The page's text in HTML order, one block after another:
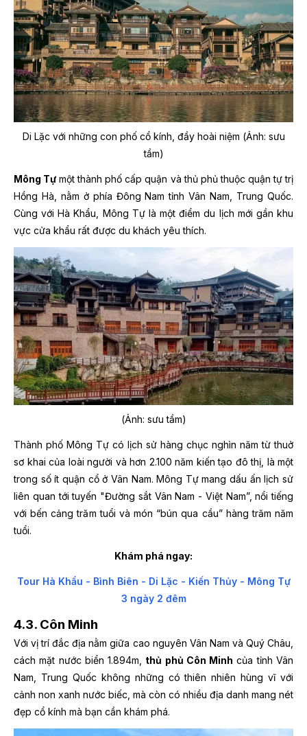
Di Lặc với những con phố cổ kính, đầy hoài niệm (Ảnh: sưu
tầm)
Mông Tự một thành phố cấp quận và thủ phủ thuộc quận tự trị
Hồng Hà, nằm ở phía Đông Nam tỉnh Vân Nam, Trung Quốc.
Cùng với Hà Khẩu, Mông Tự là một điểm du lịch mới gần khu
vực cửa khẩu rất được du khách yêu thích.
(Ảnh: sưu tầm)
Thành phố Mông Tự có lịch sử hàng chục nghìn năm từ thuở
sơ khai của loài người và hơn 2.100 năm kiến ​​tạo đô thị, là một
trong số ít quận cổ ở Vân Nam. Mông Tự mang dấu ấn lịch sử
liên quan tới tuyến "Đường sắt Vân Nam - Việt Nam”, nổi tiếng
với bến cảng trăm tuổi và món “bún qua cầu” hàng trăm năm
tuổi.
Khám phá ngay:
Tour Hà Khẩu - Bình Biên - Di Lặc - Kiến Thủy - Mông Tự
3 ngày 2 đêm
4.3. Côn Minh
Với vị trí đắc địa nằm giữa cao nguyên Vân Nam và Quý Châu,
cách mặt nước biển 1.894m, thủ phủ Côn Minh của tỉnh Vân
Nam, Trung Quốc không những có thiên nhiên hùng vĩ với
cảnh non xanh nước biếc, mà còn có nhiều địa danh mang nét
đẹp cổ kính mà bạn cần khám phá.